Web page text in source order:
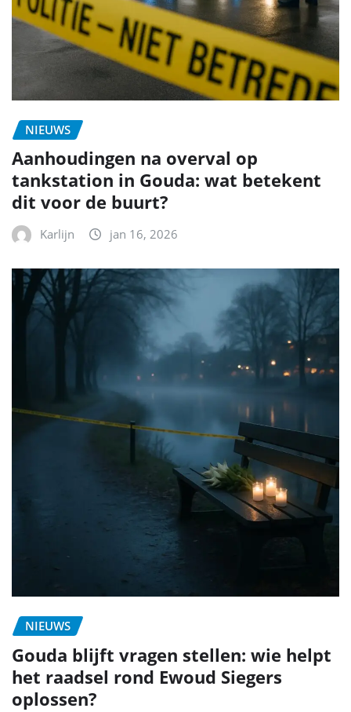
NIEUWS
Aanhoudingen na overval op
tankstation in Gouda: wat betekent
dit voor de buurt?
Karlijn jan 16, 2026
NIEUWS
Gouda blijft vragen stellen: wie helpt
het raadsel rond Ewoud Siegers
oplossen?